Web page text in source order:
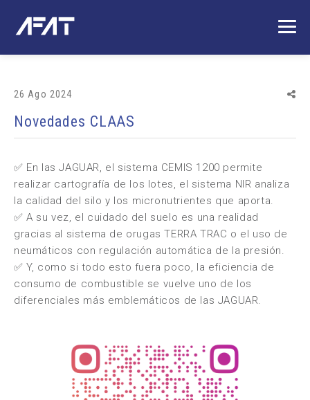
26 Ago 2024
Novedades CLAAS
✅ En las JAGUAR, el sistema CEMIS 1200 permite
realizar cartografía de los lotes, el sistema NIR analiza
la calidad del silo y los micronutrientes que aporta.
✅ A su vez, el cuidado del suelo es una realidad
gracias al sistema de orugas TERRA TRAC o el uso de
neumáticos con regulación automática de la presión.
✅ Y, como si todo esto fuera poco, la eficiencia de
consumo de combustible se vuelve uno de los
diferenciales más emblemáticos de las JAGUAR.